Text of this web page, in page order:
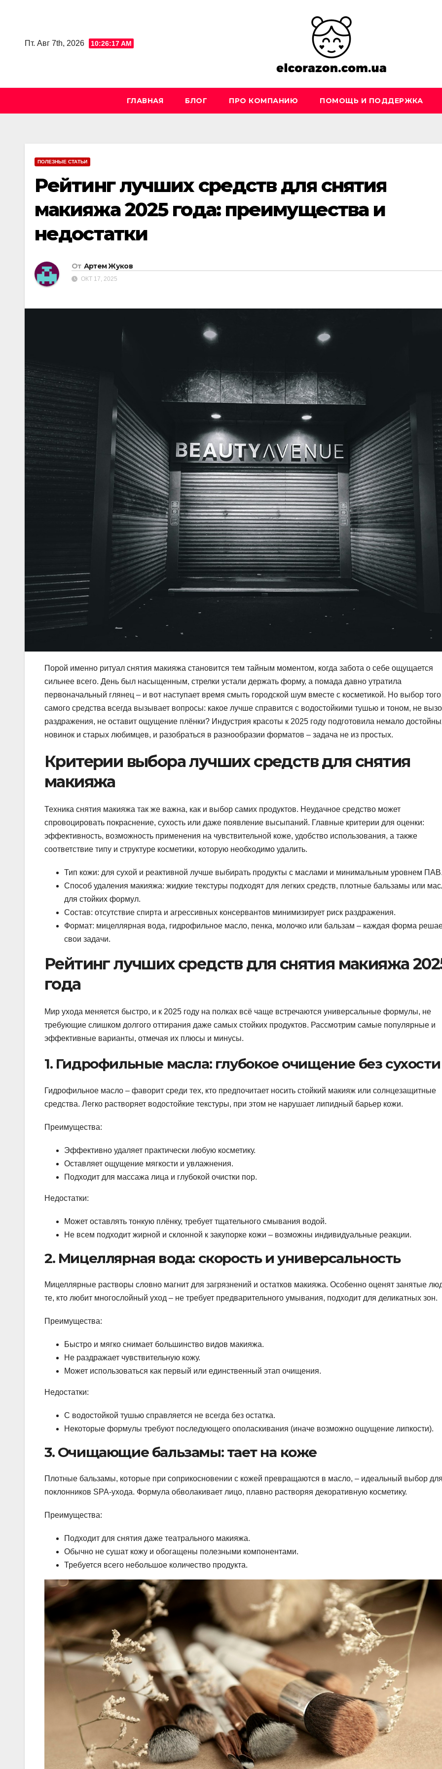
Пт. Авг 7th, 2026
10:26:19 AM
ГЛАВНАЯ БЛОГ ПРО КОМПАНИЮ ПОМОЩЬ И ПОДДЕРЖКА
ПОЛЕЗНЫЕ СТАТЬИ
Рейтинг лучших средств для снятия
макияжа 2025 года: преимущества и
недостатки
От Артем Жуков
ОКТ 17, 2025
Порой именно ритуал снятия макияжа становится тем тайным моментом, когда забота о себе ощущается
сильнее всего. День был насыщенным, стрелки устали держать форму, а помада давно утратила
первоначальный глянец – и вот наступает время смыть городской шум вместе с косметикой. Но выбор того
самого средства всегда вызывает вопросы: какое лучше справится с водостойкими тушью и тоном, не
раздражения, не оставит ощущение плёнки? Индустрия красоты к 2025 году подготовила немало
новинок и старых любимцев, и разобраться в разнообразии форматов – задача не из простых.
Критерии выбора лучших средств для снятия
макияжа
Техника снятия макияжа так же важна, как и выбор самих продуктов. Неудачное средство может
спровоцировать покраснение, сухость или даже появление высыпаний. Главные критерии для оценки:
эффективность, возможность применения на чувствительной коже, удобство использования, а также
соответствие типу и структуре косметики, которую необходимо удалить.
Тип кожи: для сухой и реактивной лучше выбирать продукты с маслами и минимальным уровнем
Способ удаления макияжа: жидкие текстуры подходят для легких средств, плотные бальзамы или
для стойких формул.
Состав: отсутствие спирта и агрессивных консервантов минимизирует риск раздражения.
Формат: мицеллярная вода, гидрофильное масло, пенка, молочко или бальзам – каждая форма
свои задачи.
Рейтинг лучших средств для снятия макияжа
года
Мир ухода меняется быстро, и к 2025 году на полках всё чаще встречаются универсальные формулы, не
требующие слишком долгого оттирания даже самых стойких продуктов. Рассмотрим самые популярные и
эффективные варианты, отмечая их плюсы и минусы.
1. Гидрофильные масла: глубокое очищение без сухости
Гидрофильное масло – фаворит среди тех, кто предпочитает носить стойкий макияж или солнцезащитные
средства. Легко растворяет водостойкие текстуры, при этом не нарушает липидный барьер кожи.
Преимущества:
Эффективно удаляет практически любую косметику.
Оставляет ощущение мягкости и увлажнения.
Подходит для массажа лица и глубокой очистки пор.
Недостатки:
Может оставлять тонкую плёнку, требует тщательного смывания водой.
Не всем подходит жирной и склонной к закупорке кожи – возможны индивидуальные реакции.
2. Мицеллярная вода: скорость и универсальность
Мицеллярные растворы словно магнит для загрязнений и остатков макияжа. Особенно оценят занятые
те, кто любит многослойный уход – не требует предварительного умывания, подходит для деликатных зон.
Преимущества:
Быстро и мягко снимает большинство видов макияжа.
Не раздражает чувствительную кожу.
Может использоваться как первый или единственный этап очищения.
Недостатки:
С водостойкой тушью справляется не всегда без остатка.
Некоторые формулы требуют последующего ополаскивания (иначе возможно ощущение липкости).
3. Очищающие бальзамы: тает на коже
Плотные бальзамы, которые при соприкосновении с кожей превращаются в масло, – идеальный выбор
поклонников SPA-ухода. Формула обволакивает лицо, плавно растворяя декоративную косметику.
Преимущества:
Подходит для снятия даже театрального макияжа.
Обычно не сушат кожу и обогащены полезными компонентами.
Требуется всего небольшое количество продукта.